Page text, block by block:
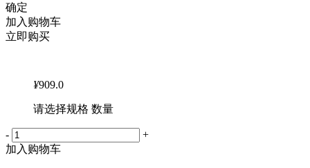
确定
加入购物车
立即购买
¥909.0
请选择规格 数量
-
+
加入购物车